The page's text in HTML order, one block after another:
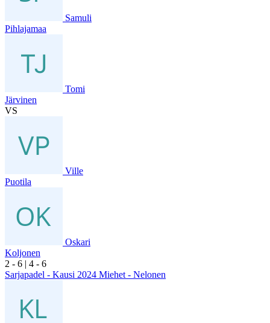
Samuli
Pihlajamaa
Tomi
Järvinen
VS
Ville
Puotila
Oskari
Koljonen
2 - 6 | 4 - 6
Sarjapadel - Kausi 2024 Miehet - Nelonen